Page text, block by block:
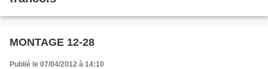
MONTAGE 12-28
Publié le 07/04/2012 à 14:10